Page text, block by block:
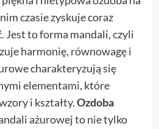
czasie zyskuje coraz
Jest to forma mandali, czyli
harmonię, równowagę i
charakteryzują się
elementami, które
i kształty.Ozdoba
ażurowej to nie tylko